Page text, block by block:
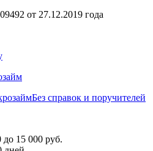
от 27.12.2019 года
Без справок и поручителей
15 000 руб.